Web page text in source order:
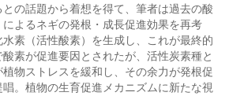
の話題から着想を得て、筆者は過去の酸
よるネギの発根・成長促進効果を再考
素（活性酸素）を生成し、これが最終的
素が促進要因とされたが、活性炭素種と
物ストレスを緩和し、その余力が発根促
。植物の生育促進メカニズムに新たな視